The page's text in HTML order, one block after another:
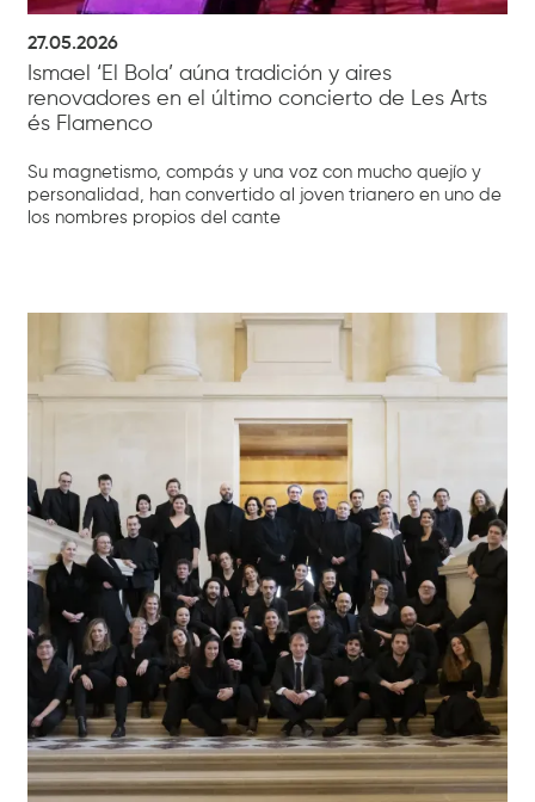
27.05.2026
Ismael ‘El Bola’ aúna tradición y aires
renovadores en el último concierto de Les Arts
és Flamenco
Su magnetismo, compás y una voz con mucho quejío y
personalidad, han convertido al joven trianero en uno de
los nombres propios del cante